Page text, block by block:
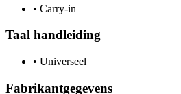
• Carry-in
Taal handleiding
• Universeel
Fabrikantgegevens